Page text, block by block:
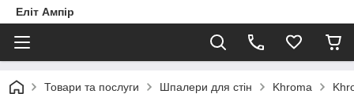
Еліт Ампір
Товари та послуги Шпалери для стін Khroma